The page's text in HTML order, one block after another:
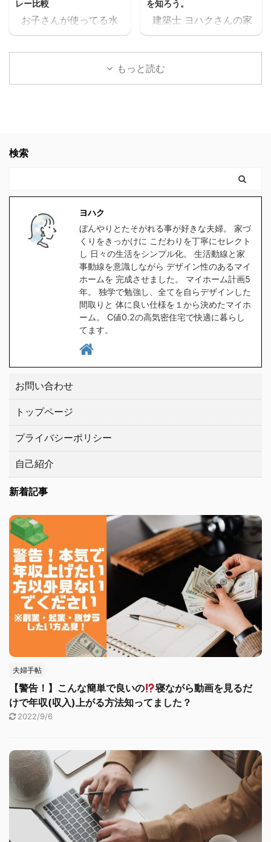
料セミナーが見れた上
に、どんどん、追加でセ
ミナーが見れるんだけど
スキマ このセミナー、学
生の頃に見たかったなぁ
これ見てたら、恐らく人
なかったと思う。 もっと
に出たりして時給1,000
円前後の仕事を1日6時間
位頑張って働いて、何と
か月10万位は稼げるかも
しれないけど 肉体的・精
神的に疲労して夫婦喧嘩
レー比較
お子さんが使ってる水
筒や、ご家族が使ってる
水筒。 ヨハク食洗器で
洗うにつれて外側が剥が
ヨハク我が家の水筒も、
ボロになってきたので、
食洗器対応の水筒を探し
たのですが、意外と種類
が無く苦戦しました。
1時間程スマホをポチポ
チして探した所、大手ブ
ランドの中から２つ見つ
けましたので、皆さんに
もご紹介したい ...
を知ろう。
建築士 ヨハクさんの家
は 高気密住宅ですよ！
と言われたのですが ヨ
ハク高気密住宅って
社から 間取りの無料プラ
ンをゲットするなら コチ
い。 クリックしてプラン
を貰う。 高気密住宅と
は ヨハク簡単に言うと
スキマの無い家です 普
通に ...
もっと読む
検索
ヨハク
ぼんやりとたそがれる事が好きな夫婦。 家づ
くりをきっかけに こだわりを丁寧にセレクト
し 日々の生活をシンプル化。 生活動線と家
事動線を意識しながら デザイン性のあるマイ
ホームを 完成させました。 マイホーム計画5
年。 独学で勉強し、全てを自らデザインした
間取りと 体に良い仕様を１から決めたマイホ
ーム。 C値0.2の高気密住宅で快適に暮らし
てます。
お問い合わせ
トップページ
プライバシーポリシー
自己紹介
新着記事
夫婦手帖
【警告！】こんな簡単で良いの
寝ながら動画を見るだ
けで年収(収入)上がる方法知ってました？
2022/9/6